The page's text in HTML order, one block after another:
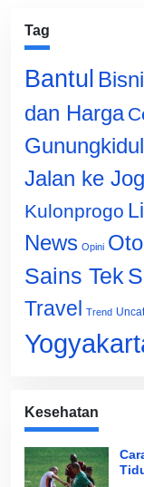
Tag
Bantul
dan Harga
Gunungkidul
Jalan ke
Kulonprogo
News Opini
Sains Tek
Travel Trend
Kesehatan